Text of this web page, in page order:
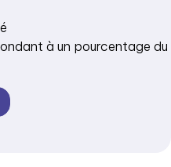
à un pourcentage du